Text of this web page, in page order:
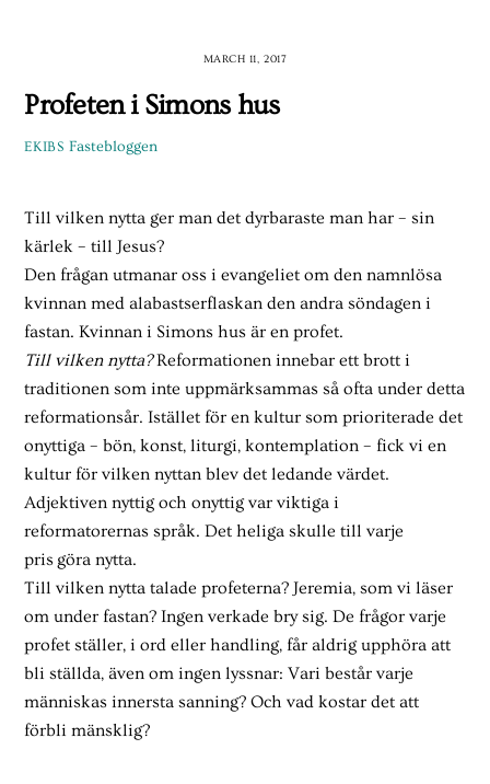
MARCH 11, 2017
Profeten i Simons hus
EKIBS Fastebloggen
Till vilken nytta ger man det dyrbaraste man har – sin
kärlek – till Jesus?
Den frågan utmanar oss i evangeliet om den namnlösa
kvinnan med alabastserflaskan den andra söndagen i
fastan. Kvinnan i Simons hus är en profet.
Till vilken nytta?Reformationen innebar ett brott i
traditionen som inte uppmärksammas så ofta under detta
reformationsår. Istället för en kultur som prioriterade det
onyttiga – bön, konst, liturgi, kontemplation – fick vi en
kultur för vilken nyttan blev det ledande värdet.
Adjektiven nyttig och onyttig var viktiga i
reformatorernas språk. Det heliga skulle till varje
pris göra nytta.
Till vilken nytta talade profeterna? Jeremia, som vi läser
om under fastan? Ingen verkade bry sig. De frågor varje
profet ställer, i ord eller handling, får aldrig upphöra att
bli ställda, även om ingen lyssnar: Vari består varje
människas innersta sanning? Och vad kostar det att
förbli mänsklig?